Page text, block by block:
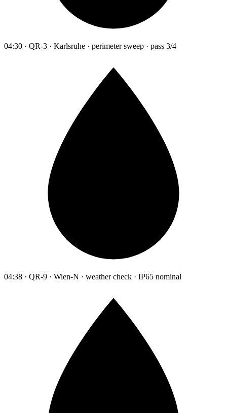
04:30 · QR-3 · Karlsruhe · perimeter sweep · pass 3/4
04:38 · QR-9 · Wien-N · weather check · IP65 nominal